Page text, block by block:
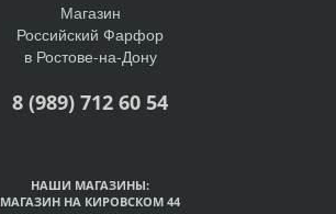
Магазин
Российский Фарфор
в Ростове-на-Дону
8 (989) 712 60 54
НАШИ МАГАЗИНЫ:
МАГАЗИН НА КИРОВСКОМ 44